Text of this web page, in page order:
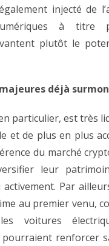
injecté de
à titre
plutôt le
déjà
particulier, est très
et de plus en plus
du marché
leur
activement. Par
au premier venu,
voitures
renforcer